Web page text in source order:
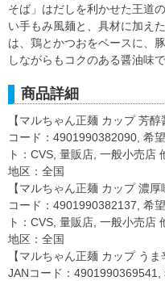
そば」はだしを利かせた王道
い手もみ風麺と、具材に加え
は、鶏とかつおをベースに、
しながらもコクのある醤油味で
商品詳細
【マルちゃん正麺 カップ 芳
コード：4901990382090, 希
ト：CVS, 量販店, 一般小売店
地区：全国
【マルちゃん正麺 カップ 濃
コード：4901990382137, 希
ト：CVS, 量販店, 一般小売店
地区：全国
【マルちゃん正麺 カップ う
JANコード：